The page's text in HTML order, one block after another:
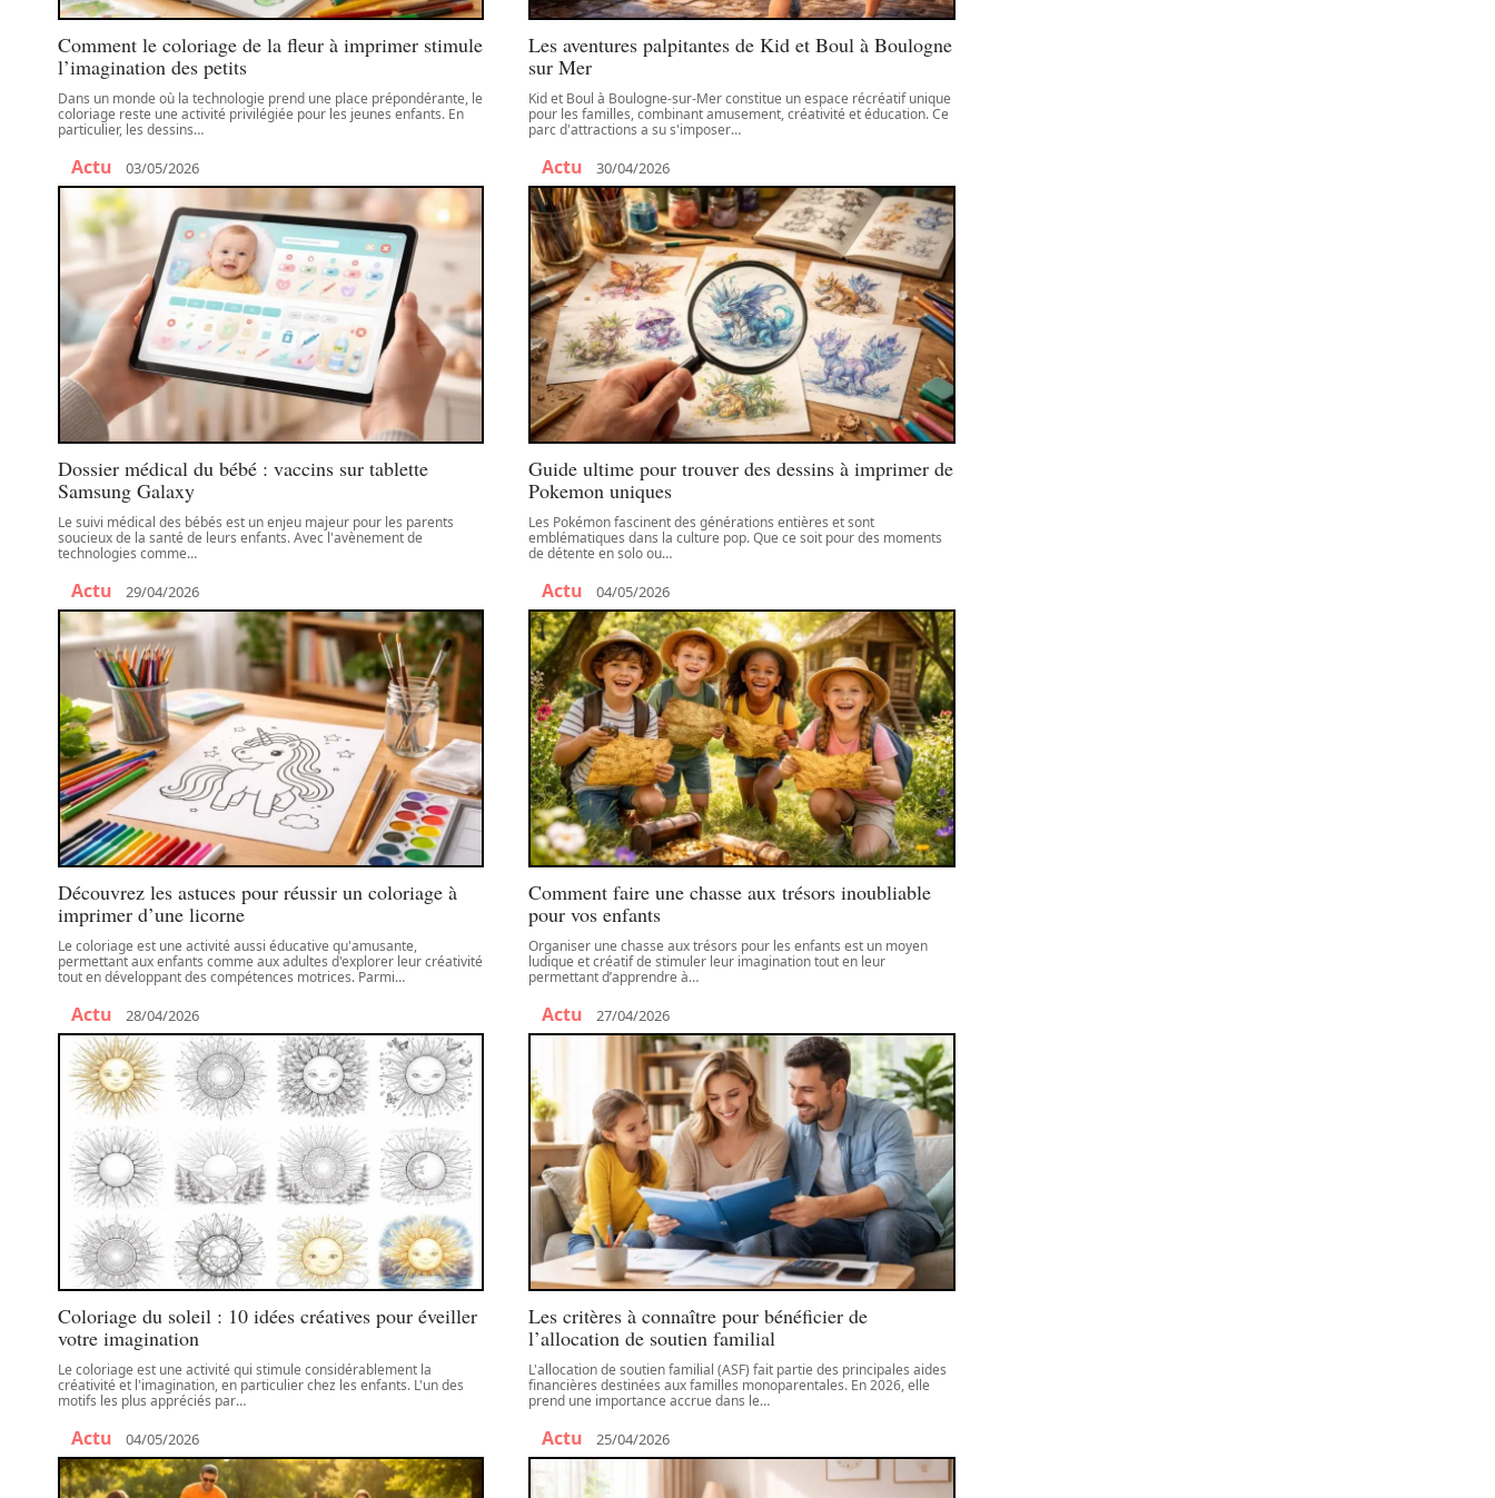
Comment le coloriage de la fleur à imprimer stimule
l’imagination des petits
Dans un monde où la technologie prend une place prépondérante, le
coloriage reste une activité privilégiée pour les jeunes enfants. En
particulier, les dessins…
Actu 03/05/2026
Les aventures palpitantes de Kid et Boul à Boulogne
sur Mer
Kid et Boul à Boulogne-sur-Mer constitue un espace récréatif unique
pour les familles, combinant amusement, créativité et éducation. Ce
parc d'attractions a su s'imposer…
Actu 30/04/2026
Dossier médical du bébé : vaccins sur tablette
Samsung Galaxy
Le suivi médical des bébés est un enjeu majeur pour les parents
soucieux de la santé de leurs enfants. Avec l'avènement de
technologies comme…
Actu 29/04/2026
Guide ultime pour trouver des dessins à imprimer de
Pokemon uniques
Les Pokémon fascinent des générations entières et sont
emblématiques dans la culture pop. Que ce soit pour des moments
de détente en solo ou…
Actu 04/05/2026
Découvrez les astuces pour réussir un coloriage à
imprimer d’une licorne
Le coloriage est une activité aussi éducative qu'amusante,
permettant aux enfants comme aux adultes d'explorer leur créativité
tout en développant des compétences motrices. Parmi…
Actu 28/04/2026
Comment faire une chasse aux trésors inoubliable
pour vos enfants
Organiser une chasse aux trésors pour les enfants est un moyen
ludique et créatif de stimuler leur imagination tout en leur
permettant d’apprendre à…
Actu 27/04/2026
Coloriage du soleil : 10 idées créatives pour éveiller
votre imagination
Le coloriage est une activité qui stimule considérablement la
créativité et l'imagination, en particulier chez les enfants. L'un des
motifs les plus appréciés par…
Actu 04/05/2026
Les critères à connaître pour bénéficier de
l’allocation de soutien familial
L'allocation de soutien familial (ASF) fait partie des principales aides
financières destinées aux familles monoparentales. En 2026, elle
prend une importance accrue dans le…
Actu 25/04/2026